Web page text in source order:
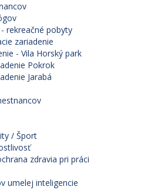
rekreačné pobyty
zariadenie
- Vila Horský park
Pokrok
Jarabá
/ Šport
zdravia pri práci
umelej inteligencie